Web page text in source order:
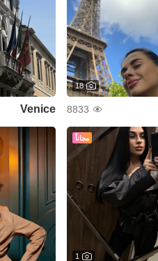
18
8833
Venice
مجاناً
1